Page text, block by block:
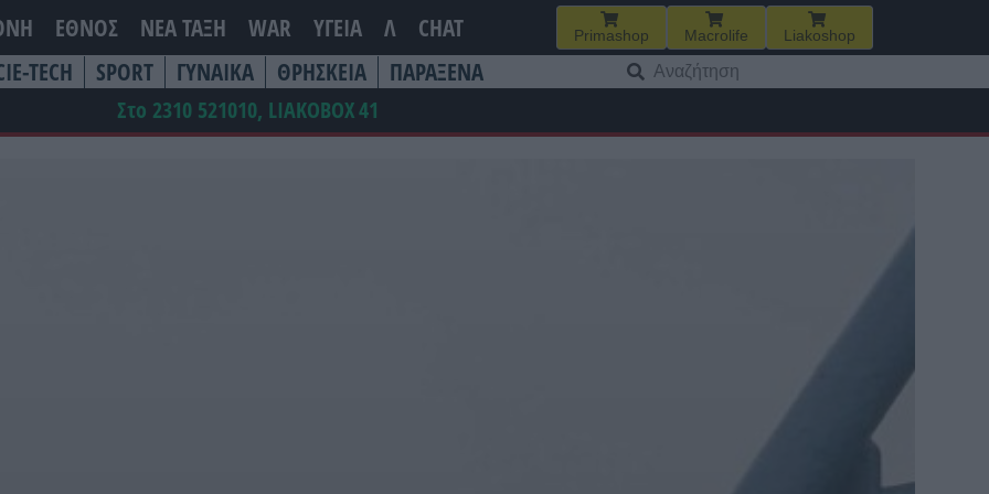
ΕΘΝΟΣ ΝΕΑ ΤΆΞΗ WAR ΥΓΕΙΑ Λ CHAT Primashop Macrolife Liakoshop
TECH SPORT ΓΥΝΑΙΚΑ ΘΡΗΣΚΕΙΑ ΠΑΡΑΞΕΝΑ
για:
Στο 2310 521010, LIAKOBOX41